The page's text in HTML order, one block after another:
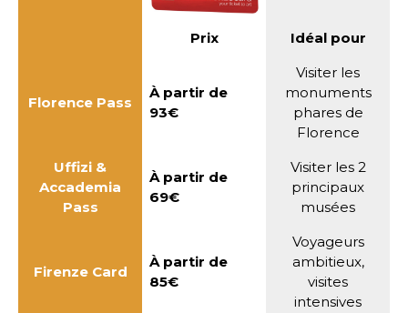
Prix Idéal pour
Florence Pass
À partir de
93€
Visiter les
monuments
phares de
Florence
Uffizi &
Accademia
Pass
À partir de
69€
Visiter les 2
principaux
musées
Firenze Card
À partir de
85€
Voyageurs
ambitieux,
visites
intensives